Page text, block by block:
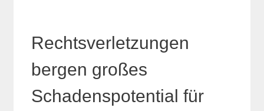
Rechtsverletzungen
bergen großes
Schadenspotential für